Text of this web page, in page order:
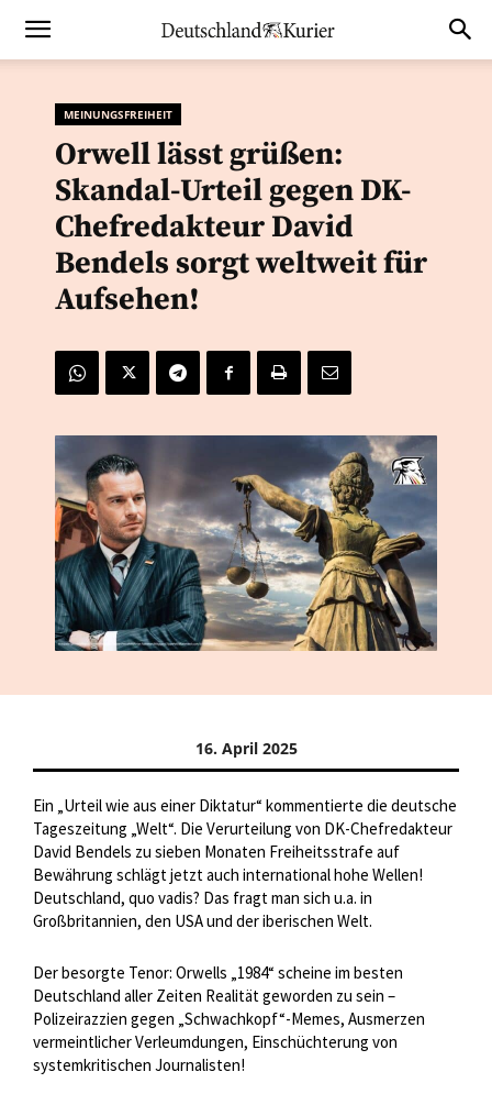
MEINUNGSFREIHEIT
Orwell lässt grüßen:
Skandal-Urteil gegen DK-
Chefredakteur David
Bendels sorgt weltweit für
Aufsehen!
16. April 2025
Ein „Urteil wie aus einer Diktatur“ kommentierte die deutsche
Tageszeitung „Welt“. Die Verurteilung von DK-Chefredakteur
David Bendels zu sieben Monaten Freiheitsstrafe auf
Bewährung schlägt jetzt auch international hohe Wellen!
Deutschland, quo vadis? Das fragt man sich u.a. in
Großbritannien, den USA und der iberischen Welt.
Der besorgte Tenor: Orwells „1984“ scheine im besten
Deutschland aller Zeiten Realität geworden zu sein –
Polizeirazzien gegen „Schwachkopf“-Memes, Ausmerzen
vermeintlicher Verleumdungen, Einschüchterung von
systemkritischen Journalisten!